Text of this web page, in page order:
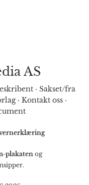
AS
· Sakset/fra
· Kontakt oss·
plakaten og